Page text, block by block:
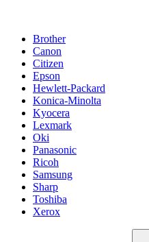
Brother
Canon
Citizen
Epson
Hewlett-Packard
Konica-Minolta
Kyocera
Lexmark
Oki
Panasonic
Ricoh
Samsung
Sharp
Toshiba
Xerox